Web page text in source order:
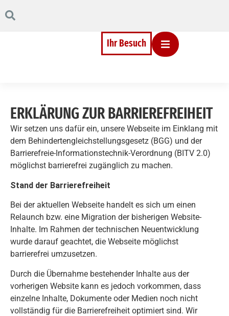
Inhalt
zum
Ihr Besuch
ERKLÄRUNG ZUR BARRIEREFREIHEIT
Wir setzen uns dafür ein, unsere Webseite im Einklang mit
dem Behindertengleichstellungsgesetz (BGG) und der
Barrierefreie-Informationstechnik-Verordnung (BITV 2.0)
möglichst barrierefrei zugänglich zu machen.
Stand der Barrierefreiheit
Bei der aktuellen Webseite handelt es sich um einen
Relaunch bzw. eine Migration der bisherigen Website-
Inhalte. Im Rahmen der technischen Neuentwicklung
wurde darauf geachtet, die Webseite möglichst
barrierefrei umzusetzen.
Durch die Übernahme bestehender Inhalte aus der
vorherigen Website kann es jedoch vorkommen, dass
einzelne Inhalte, Dokumente oder Medien noch nicht
vollständig für die Barrierefreiheit optimiert sind. Wir